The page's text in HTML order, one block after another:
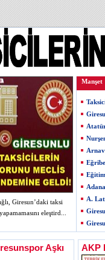
Giresun’daki taksi
eleştird...
Manşet
A.
Aşkı AKP